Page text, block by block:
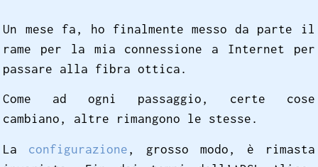
Un mese fa, ho finalmente messo da parte il
rame per la mia connessione a Internet per
passare alla fibra ottica.
Come ad ogni passaggio, certe cose
cambiano, altre rimangono le stesse.
La configurazione , grosso modo, è rimasta